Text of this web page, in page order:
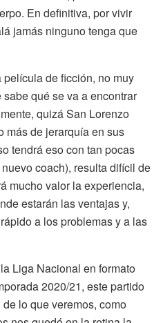
En definitiva, por vivir
jamás ninguno tenga que
de ficción, no muy
qué se va a encontrar
quizá San Lorenzo
más de jerarquía en sus
tendrá eso con tan pocas
coach), resulta difícil de
mucho valor la experiencia,
estarán las ventajas y,
a los problemas y a las
Liga Nacional en formato
2020/21, este partido
lo que veremos, como